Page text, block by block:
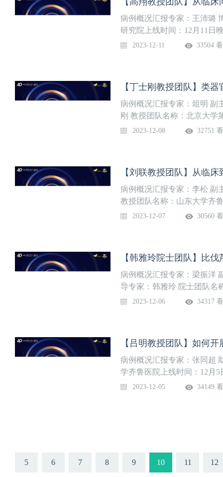
近5年课题组负责项目先后
华夏医学科技奖等。组织开
人口的血压测量，并已在上
中心。截至2023年8月，课
病例概况汇报专家：王沛璐
研究院上线时间：12月11日
养研究院，长期专注于营养
以第一作者/通讯作者发表
2023-12-11 33504
【丁士刚教授团队】类
病例概况汇报专家：俎明 副
刚 教授团队名称：北京大学
北京大学第三医院消化科是
科学基金、北京市自然科学
年发表SCI论著23篇，其中
实用新型专利8项。
2023-12-08 32751
病例概况汇报专家：李松 副
教授团队名称：山东大学齐
东大学肿瘤内科：中国医院
刘联教授研究团队：泰山青
项，其中国自然基金6项，发
以上文章2篇，5分以上10余
报告临床研究与转化研究成
2023-12-07 30560
病例概况汇报专家：梁振洋
导专家：韩雅玲 院士团队名
线时间：12月6日晚8点团队
入治疗、心律失常导管消融
和成功率为国内军内领先。
一完成单位承担国家、军队
表论文2100余篇，其中310
2023-12-06 34317
病例概况汇报专家：张同超
学齐鲁医院上线时间：12月
行病学研究团队由吕明教授
上消化道肿瘤发病的影响。
2023-12-05 34149
5 6 7 8 9 10 11 12